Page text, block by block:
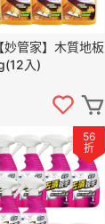
妙管家】木質地板
入)
56
折